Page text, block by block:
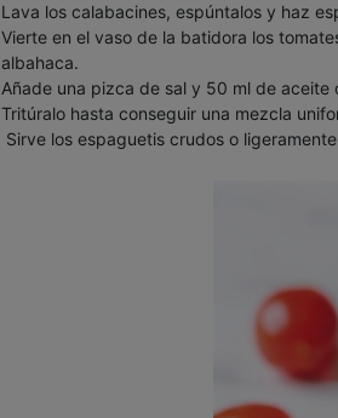
Lava los calabacines, espúntalos y haz
Vierte en el vaso de la batidora los
albahaca.
Añade una pizca de sal y 50 ml de aceite
Tritúralo hasta conseguir una mezcla
Sirve los espaguetis crudos o